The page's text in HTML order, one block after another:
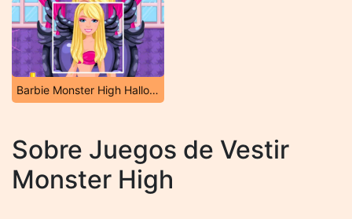
Barbie Monster High Halloween
Sobre Juegos de Vestir
Monster High